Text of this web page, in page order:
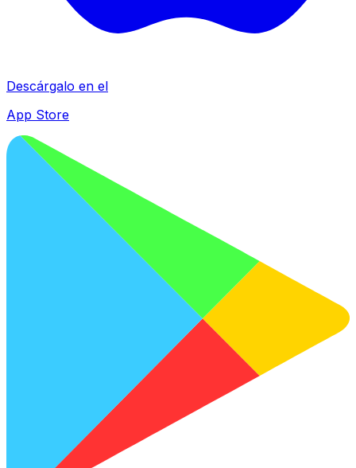
Descárgalo en el
App Store